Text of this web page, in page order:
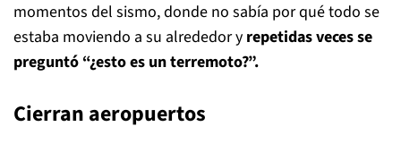
momentos del sismo, donde no sabía por qué todo se
estaba moviendo a su alrededor y repetidas veces se
preguntó “¿esto es un terremoto?”.
Cierran aeropuertos